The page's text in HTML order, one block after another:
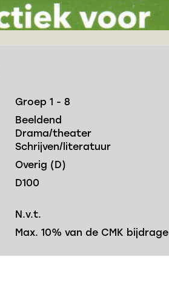
Groep 1 - 8
Beeldend
Drama/theater
Schrijven/literatuur
Overig (D)
D100
N.v.t.
Max. 10% van de CMK bijdrage